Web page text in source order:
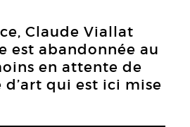
Claude Viallat
est abandonnée au
en attente de
d’art qui est ici mise